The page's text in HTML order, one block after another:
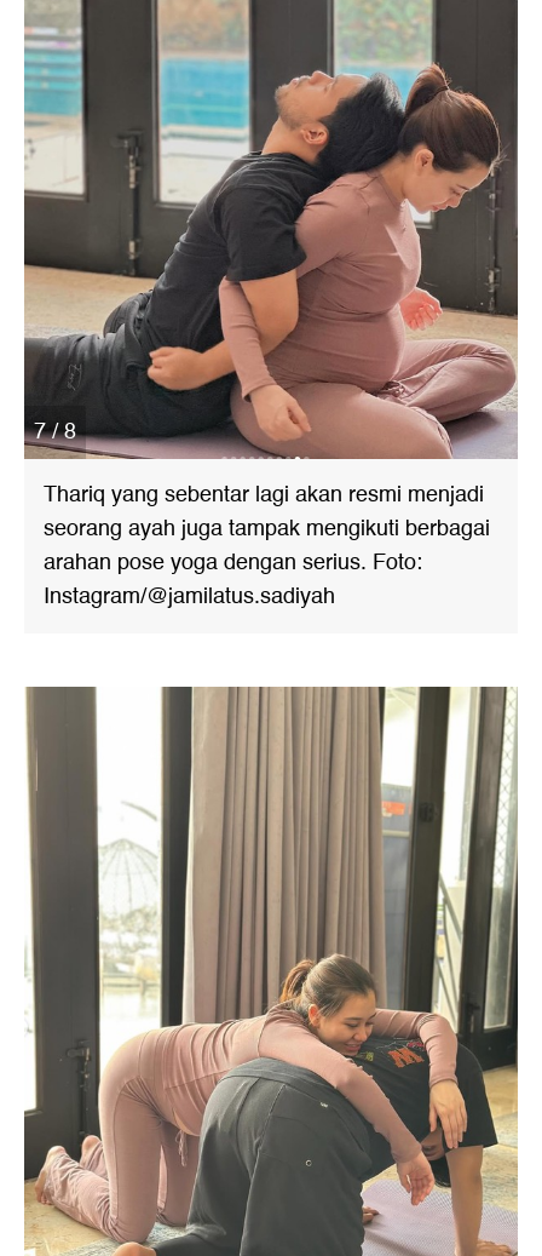
7 / 8
Thariq yang sebentar lagi akan resmi menjadi
seorang ayah juga tampak mengikuti berbagai
arahan pose yoga dengan serius. Foto:
Instagram/@jamilatus.sadiyah